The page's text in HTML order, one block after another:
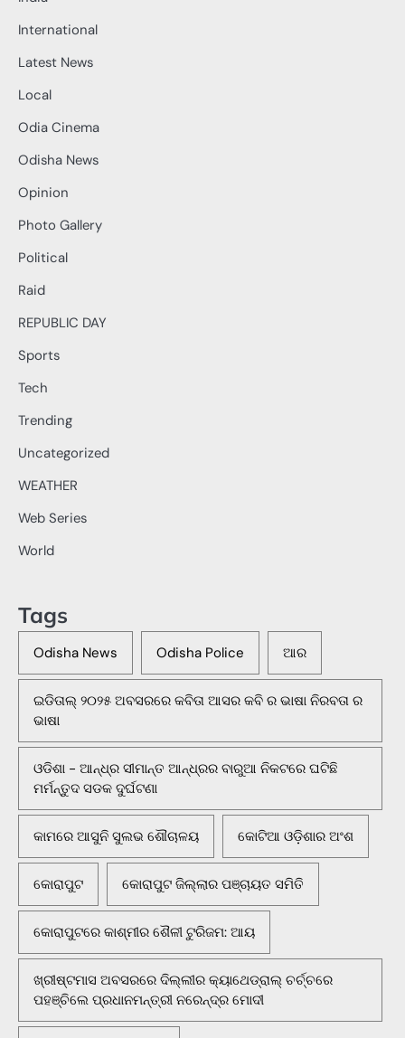
International
Latest News
Local
Odia Cinema
Odisha News
Opinion
Photo Gallery
Political
Raid
REPUBLIC DAY
Sports
Tech
Trending
Uncategorized
WEATHER
Web Series
World
Tags
Odisha News Odisha Police ଆର
ଇଡିତାଲ୍ ୨୦୨୫ ଅବସରରେ କବିତା ଆସର କବି ର ଭାଷା ନିରବତା ର
ଭାଷା
ଓଡିଶା - ଆନ୍ଧ୍ର ସୀମାନ୍ତ ଆନ୍ଧ୍ରର ବାରୁଆ ନିକଟରେ ଘଟିଛି
ମର୍ମନ୍ତୁଦ ସଡକ ଦୁର୍ଘଟଣା
କାମରେ ଆସୁନି ସୁଲଭ ଶୌଚାଳୟ କୋଟିଆ ଓଡ଼ିଶାର ଅଂଶ
କୋରାପୁଟ କୋରାପୁଟ ଜିଲ୍ଲାର ପଞ୍ଚାୟତ ସମିତି
କୋରାପୁଟରେ କାଶ୍ମୀର ଶୈଳୀ ଟୁରିଜମ: ଆୟ
ଖ୍ରୀଷ୍ଟମାସ ଅବସରରେ ଦିଲ୍ଲୀର କ୍ୟାଥେଡ୍ରାଲ୍ ଚର୍ଚ୍ଚରେ
ପହଞ୍ଚିଲେ ପ୍ରଧାନମନ୍ତ୍ରୀ ନରେନ୍ଦ୍ର ମୋଦୀ